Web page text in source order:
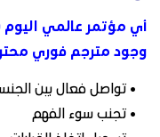
أي مؤتمر عالمي اليوم
وجود مترجم فوري
• تواصل فعال بين
• تجنب سوء الفهم